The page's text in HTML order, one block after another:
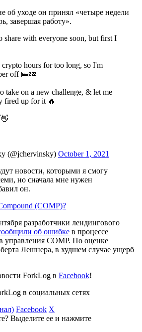
об уходе он принял «четыре недели
завершая работу».
share with everyone soon, but first I
hours for too long, so I'm
off 🛌💤
take on a new challenge, & let me
fired up for it 🔥
(@jchervinsky) October 1, 2021
новости, которыми я смогу
но сначала мне нужен
он.
(COMP)?
разработчики лендингового
об ошибке в процессе
управления COMP. По оценке
Лешнера, в худшем случае ущерб
ForkLog в Facebook!
в социальных сетях
Facebook X
Выделите ее и нажмите